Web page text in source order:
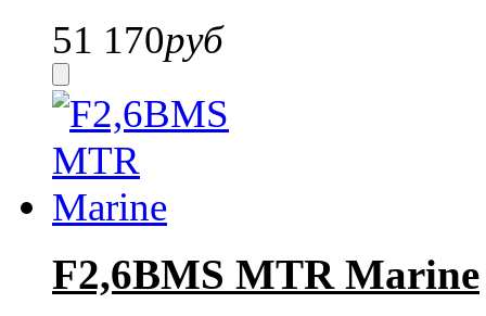
51 170руб
F2,6BMS MTR Marine